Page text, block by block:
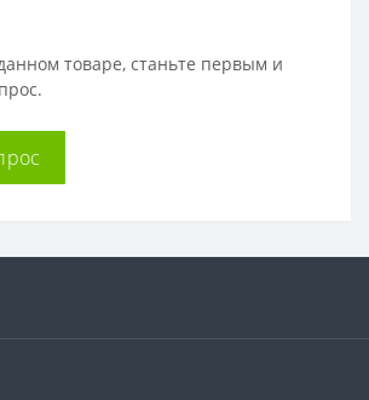
товаре, станьте первым и